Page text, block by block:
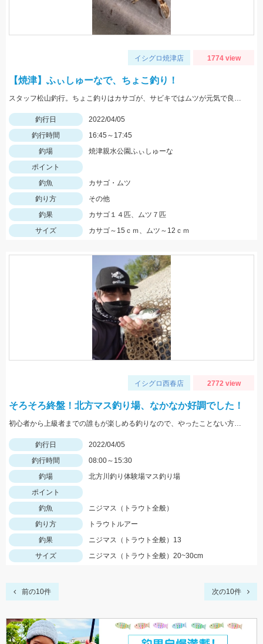
イシグロ焼津店 1774 view
【焼津】ふぃしゅーなで、ちょこ釣り！
スタッフ松山釣行。ちょこ釣りはカサゴが、サビキではムツが元気で良く釣れました。全てリリースしました。
釣行日
2022/04/05
釣行時間
16:45～17:45
釣場
焼津親水公園ふぃしゅーな
ポイント
釣魚
カサゴ・ムツ
釣り方
その他
釣果
カサゴ１４匹、ムツ７匹
サイズ
カサゴ～15ｃｍ、ムツ～12ｃｍ
イシグロ西春店 2772 view
そろそろ終盤！北方マス釣り場、なかなか好調でした！
初心者から上級者までの誰もが楽しめる釣りなので、やったことない方は是非とも体験してみてください！
釣行日
2022/04/05
釣行時間
08:00～15:30
釣場
北方川釣り体験場マス釣り場
ポイント
釣魚
ニジマス（トラウト全般）
釣り方
トラウトルアー
釣果
ニジマス（トラウト全般）13
サイズ
ニジマス（トラウト全般）20~30cm
前の10件 次の10件